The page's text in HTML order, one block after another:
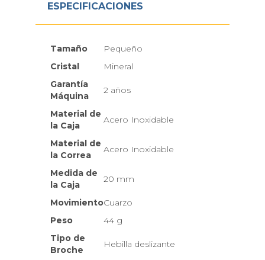
ESPECIFICACIONES
Tamaño
Pequeño
Cristal
Mineral
Garantía
Máquina
2 años
Material de
la Caja
Acero Inoxidable
Material de
la Correa
Acero Inoxidable
Medida de
la Caja
20 mm
MovimientoCuarzo
Peso
44 g
Tipo de
Broche
Hebilla deslizante